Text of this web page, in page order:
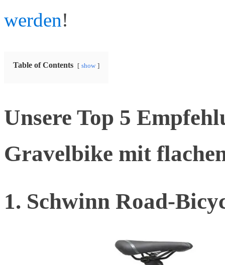
werden!
Table of Contents show
Unsere Top 5
Gravelbike mit
1. Schwinn Road-